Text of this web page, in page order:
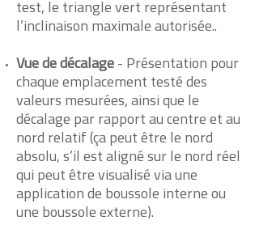
test, le triangle vert représentant
l’inclinaison maximale autorisée..
Vue de décalage - Présentation pour
chaque emplacement testé des
valeurs mesurées, ainsi que le
décalage par rapport au centre et au
nord relatif (ça peut être le nord
absolu, s’il est aligné sur le nord réel
qui peut être visualisé via une
application de boussole interne ou
une boussole externe).